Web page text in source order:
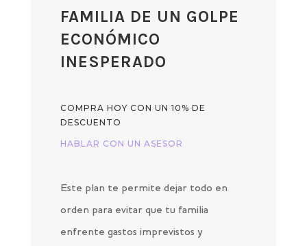
FAMILIA DE UN GOLPE
ECONÓMICO
INESPERADO
COMPRA HOY CON UN 10% DE
DESCUENTO
HABLAR CON UN ASESOR
Este plan te permite dejar todo en
orden para evitar que tu familia
enfrente gastos imprevistos y